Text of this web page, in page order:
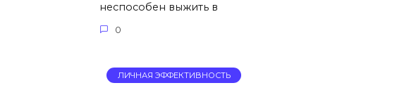
неспособен выжить в
0
ЛИЧНАЯ ЭФФЕКТИВНОСТЬ